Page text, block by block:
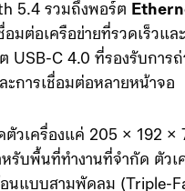
พร้อมเทคโนโลยีการเชื่อม
5.4 รวมถึงพอร์ต
มต่อเครือข่ายที่รวดเร็วแล
USB-C 4.0 ที่รองรับการถ่า
วเครื่องแค่ 205 × 192 ×
รับพื้นที่ทำงานที่จำกัด ตัวเค